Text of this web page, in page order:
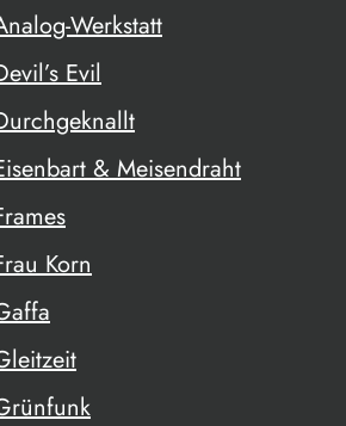
Werkstatt
Evil
& Meisendraht
Korn